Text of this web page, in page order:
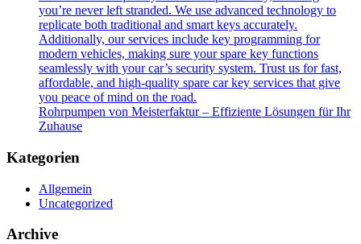
you’re never left stranded. We use advanced technology to
replicate both traditional and smart keys accurately.
Additionally, our services include key programming for
modern vehicles, making sure your spare key functions
seamlessly with your car’s security system. Trust us for fast,
affordable, and high-quality spare car key services that give
you peace of mind on the road.
Rohrpumpen von Meisterfaktur – Effiziente Lösungen für Ihr
Zuhause
Kategorien
Allgemein
Uncategorized
Archive